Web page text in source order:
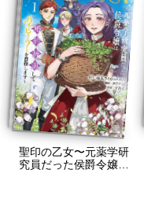
聖印の乙女〜元薬学研
究員だった侯爵令嬢は